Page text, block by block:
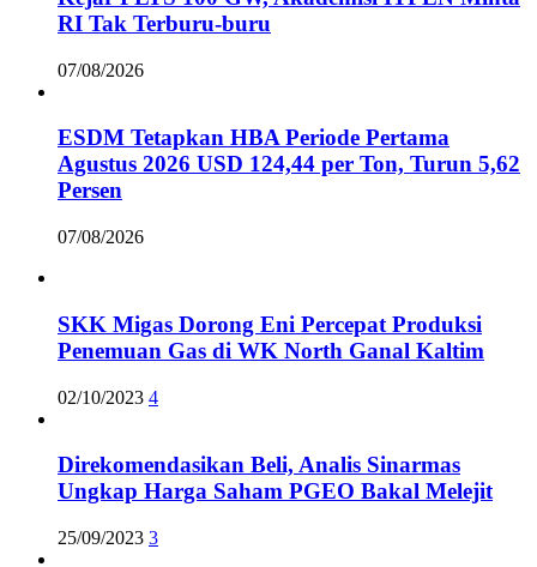
RI Tak Terburu-buru
07/08/2026
ESDM Tetapkan HBA Periode Pertama
Agustus 2026 USD 124,44 per Ton, Turun 5,62
Persen
07/08/2026
SKK Migas Dorong Eni Percepat Produksi
Penemuan Gas di WK North Ganal Kaltim
02/10/2023 4
Direkomendasikan Beli, Analis Sinarmas
Ungkap Harga Saham PGEO Bakal Melejit
25/09/2023 3